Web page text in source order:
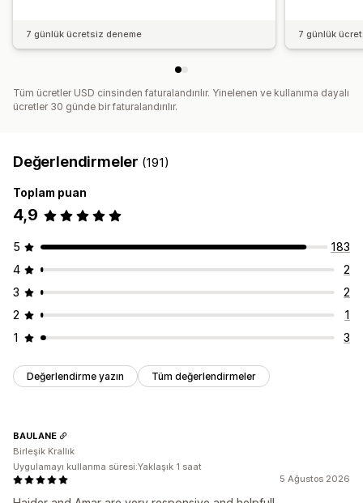
7 günlük ücretsiz deneme 7 günlük
Tüm ücretler USD cinsinden faturalandırılır. Yinelenen ve kullanıma dayalı
ücretler 30 günde bir faturalandırılır.
Değerlendirmeler (191)
Toplam puan
4,9
5
183
4
2
3
2
2
1
1
3
Değerlendirme yazın Tüm değerlendirmeler
5 Ağustos 2026
BAULANE
Birleşik Krallık
Uygulamayı kullanma süresi:Yaklaşık 1 saat